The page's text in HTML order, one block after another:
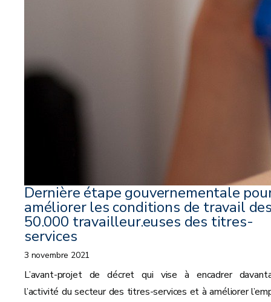
Dernière étape gouvernementale
améliorer les conditions de travail
50.000 travailleur.euses des titres-
services
3 novembre 2021
L’avant-projet de décret qui vise à encadrer
l’activité du secteur des titres-services et à améliorer